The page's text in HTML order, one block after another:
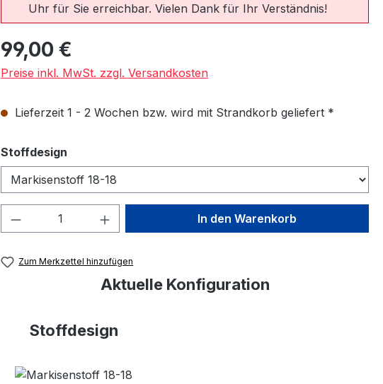
Uhr für Sie erreichbar. Vielen Dank für Ihr Verständnis!
Regulärer Preis:
99,00 €
Preise inkl. MwSt. zzgl. Versandkosten
Lieferzeit 1 - 2 Wochen bzw. wird mit Strandkorb geliefert *
Stoffdesign
Produkt Anzahl: Gib den gewünschten Wert
In den Warenkorb
Zum Merkzettel hinzufügen
Aktuelle Konfiguration
Stoffdesign